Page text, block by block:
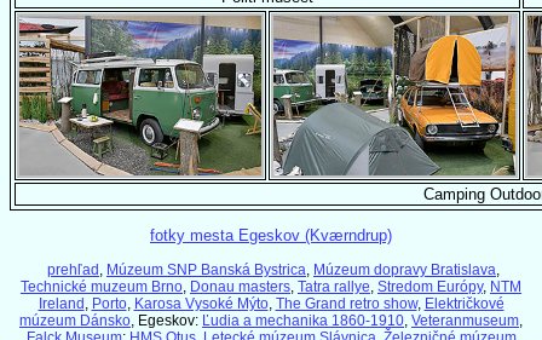
Camping
fotky mesta Egeskov (Kværndrup)
prehľad , Múzeum SNP Banská Bystrica, Múzeum dopravy Bratislava,
Technické muzeum Brno, Donau masters, Tatra rallye, Stredom Európy, NTM
Ireland , Porto, Karosa Vysoké Mýto, The Grand retro show, Električkové
múzeum Dánsko, Egeskov: Ľudia a mechanika 1860-1910, Veteranmuseum,